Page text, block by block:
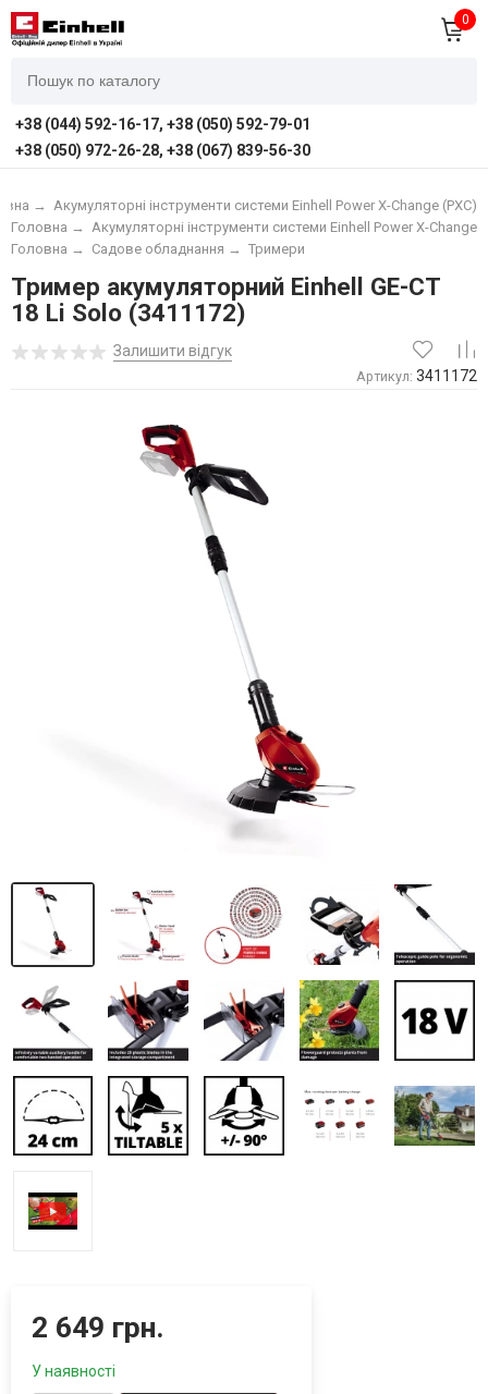
0
+38 (044) 592-16-17, +38 (050) 592-79-01
+38 (050) 972-26-28, +38 (067) 839-56-30
→
Акумуляторні інструменти системи Einhell Power X-Change (PXC)
Акумуляторні інструменти системи Einhell Power X-Change
Головна →
Тримери
Садове обладнання →
Головна →
Тример акумуляторний Einhell GE-CT
18 Li Solo (3411172)
Залишити відгук
Артикул: 3411172
2 649 грн.
У наявності